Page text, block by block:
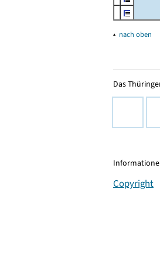
▴ nach oben
Das
Copyright